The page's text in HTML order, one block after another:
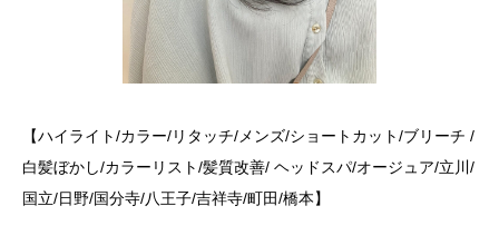
【ハイライト/カラー/リタッチ/メンズ/ショートカット/ブリーチ /
白髪ぼかし/カラーリスト/髪質改善/ ヘッドスパ/オージュア/立川/
国立/日野/国分寺/八王子/吉祥寺/町田/橋本】